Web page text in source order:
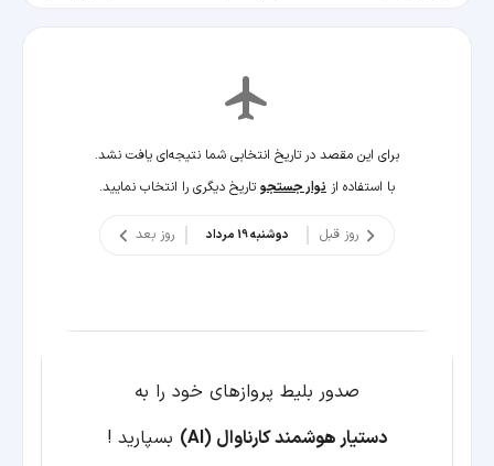
برای این مقصد در تاریخ انتخابی شما نتیجه‌ای یافت نشد.
با استفاده از نوار جستجو تاریخ دیگری را انتخاب نمایید.
روز قبل دوشنبه 19 مرداد روز بعد
صدور بلیط پروازهای خود را به
دستیار هوشمندکارناوال (AI) بسپارید !